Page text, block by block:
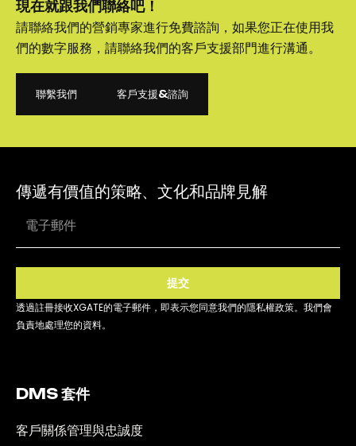
現在就跟我們聯絡吧！
請聯絡我們的營銷專家進行免費諮詢，如果您正在使用我
們的數字服務，請聯絡我們的客戶支援部門進行溝通。
聯繫我們
客戶支援&諮詢
傳遞有價值的策略、文化和品牌見解
提交
透過註冊接收XGATE的電子郵件，即表示您同意我們的隱私權政策。我們會
負責地處理您的資料。
DMS 套件
客戶關係管理與忠誠度